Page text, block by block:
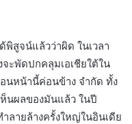
สูจน์แล้วว่าผิด ในเวลา
ะพัดปกคลุมเอเชียใต้ใน
นหน้านี้ค่อนข้าง จำกัด ทั้ง
นผลของมันแล้ว ในปี
ลายล้างครั้งใหญ่ในอินเดีย